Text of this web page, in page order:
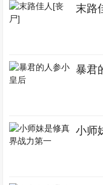
末路
暴君
小师